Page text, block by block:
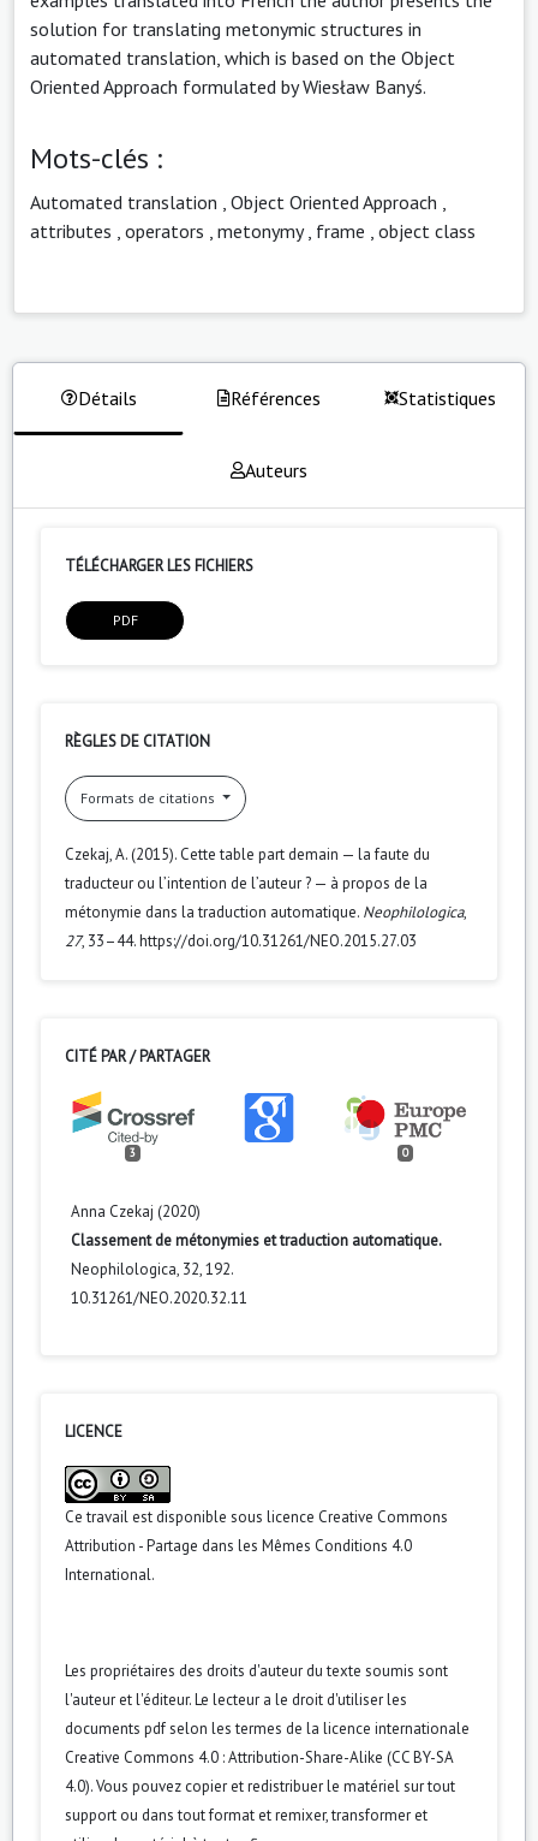
solution for translating metonymic structures in
automated translation, which is based on the Object
Oriented Approach formulated by Wiesław Banyś.
Mots-clés :
Automated translation Object Oriented Approach
attributes operators metonymy, frame object class
Détails Références Statistiques
Auteurs
TÉLÉCHARGER LES FICHIERS
PDF
RÈGLES DE CITATION
Formats de citations
Czekaj, A. (2015). Cette table part demain — la faute du
traducteur ou l’intention de l’auteur ? — à propos de la
métonymie dans la traduction automatique. Neophilologica,
27, 33–44. https://doi.org/10.31261/NEO.2015.27.03
CITÉ PAR / PARTAGER
3 0
Anna Czekaj (2020)
Classement de métonymies et traduction automatique.
Neophilologica, 32,192.
10.31261/NEO.2020.32.11
10.31261/NEO.2018.30.05
Anna Czekaj (2017)
Quelques remarques pour vous mettre au parfum à propos
du parfum. Neophilologica, 29,
10.31261/NEO.2017.29.03
LICENCE
Ce travail est disponible sous licence Creative Commons
Attribution - Partage dans les Mêmes Conditions 4.0
International.
Les propriétaires des droits d'auteur du texte soumis sont
l'auteur et l'éditeur. Le lecteur a le droit d'utiliser les
documents pdf selon les termes de la licence internationale
Creative Commons 4.0 : Attribution-Share-Alike (CC BY-SA
4.0). Vous pouvez copier et redistribuer le matériel sur tout
support ou dans tout format et remixer, transformer et